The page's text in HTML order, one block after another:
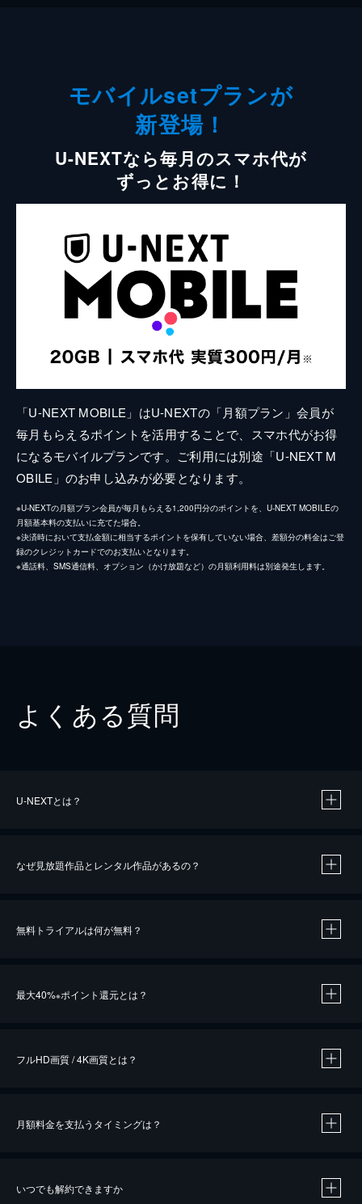
モバイルsetプランが
新登場！
U-NEXTなら毎月のスマホ代が
ずっとお得に！
「U-NEXT MOBILE」はU-NEXTの「月額プラン」会員が
毎月もらえるポイントを活用することで、スマホ代がお得
になるモバイルプランです。ご利用には別途「U-NEXT M
OBILE」のお申し込みが必要となります。
※U-NEXTの月額プラン会員が毎月もらえる1,200円分のポイントを、U-NEXT MOBILEの
月額基本料の支払いに充てた場合。
※決済時において支払金額に相当するポイントを保有していない場合、差額分の料金はご登
録のクレジットカードでのお支払いとなります。
※通話料、SMS通信料、オプション（かけ放題など）の月額利用料は別途発生します。
よくある質問
U-NEXTとは？
なぜ見放題作品とレンタル作品があるの？
無料トライアルは何が無料？
最大40%※ポイント還元とは？
※40％ポイント還元の対象は、クレジットカード決済による作品の購入 / レンタルです。
フルHD画質 / 4K画質とは？
月額料金を支払うタイミングは？
いつでも解約できますか